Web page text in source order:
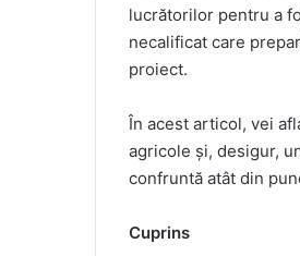
lucrătorilor pentru a
necalificat care
proiect.
În acest articol, vei
agricole și, desigur,
confruntă atât din
Cuprins